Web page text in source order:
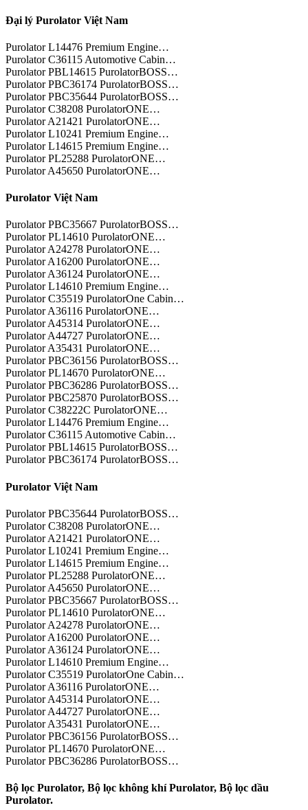
Đại lý Purolator Việt Nam
Purolator L14476 Premium Engine…
Purolator C36115 Automotive Cabin…
Purolator PBL14615 PurolatorBOSS…
Purolator PBC36174 PurolatorBOSS…
Purolator PBC35644 PurolatorBOSS…
Purolator C38208 PurolatorONE…
Purolator A21421 PurolatorONE…
Purolator L10241 Premium Engine…
Purolator L14615 Premium Engine…
Purolator PL25288 PurolatorONE…
Purolator A45650 PurolatorONE…
Purolator Việt Nam
Purolator PBC35667 PurolatorBOSS…
Purolator PL14610 PurolatorONE…
Purolator A24278 PurolatorONE…
Purolator A16200 PurolatorONE…
Purolator A36124 PurolatorONE…
Purolator L14610 Premium Engine…
Purolator C35519 PurolatorOne Cabin…
Purolator A36116 PurolatorONE…
Purolator A45314 PurolatorONE…
Purolator A44727 PurolatorONE…
Purolator A35431 PurolatorONE…
Purolator PBC36156 PurolatorBOSS…
Purolator PL14670 PurolatorONE…
Purolator PBC36286 PurolatorBOSS…
Purolator PBC25870 PurolatorBOSS…
Purolator C38222C PurolatorONE…
Purolator L14476 Premium Engine…
Purolator C36115 Automotive Cabin…
Purolator PBL14615 PurolatorBOSS…
Purolator PBC36174 PurolatorBOSS…
Purolator Việt Nam
Purolator PBC35644 PurolatorBOSS…
Purolator C38208 PurolatorONE…
Purolator A21421 PurolatorONE…
Purolator L10241 Premium Engine…
Purolator L14615 Premium Engine…
Purolator PL25288 PurolatorONE…
Purolator A45650 PurolatorONE…
Purolator PBC35667 PurolatorBOSS…
Purolator PL14610 PurolatorONE…
Purolator A24278 PurolatorONE…
Purolator A16200 PurolatorONE…
Purolator A36124 PurolatorONE…
Purolator L14610 Premium Engine…
Purolator C35519 PurolatorOne Cabin…
Purolator A36116 PurolatorONE…
Purolator A45314 PurolatorONE…
Purolator A44727 PurolatorONE…
Purolator A35431 PurolatorONE…
Purolator PBC36156 PurolatorBOSS…
Purolator PL14670 PurolatorONE…
Purolator PBC36286 PurolatorBOSS…
Bộ lọc Purolator, Bộ lọc không khí Purolator, Bộ lọc dầu
Purolator.